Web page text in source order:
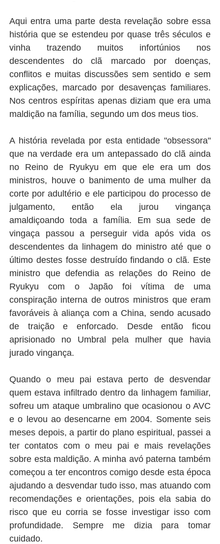
Aqui entra uma parte desta revelação sobre essa
história que se estendeu por quase três séculos e
vinha trazendo muitos infortúnios nos
descendentes do clã marcado por doenças,
conflitos e muitas discussões sem sentido e sem
explicações, marcado por desavenças familiares.
Nos centros espíritas apenas diziam que era uma
maldição na família, segundo um dos meus tios.
A história revelada por esta entidade "obsessora"
que na verdade era um antepassado do clã ainda
no Reino de Ryukyu em que ele era um dos
ministros, houve o banimento de uma mulher da
corte por adultério e ele participou do processo de
julgamento, então ela jurou vingança
amaldiçoando toda a família. Em sua sede de
vingaça passou a perseguir vida após vida os
descendentes da linhagem do ministro até que o
último destes fosse destruído findando o clã. Este
ministro que defendia as relações do Reino de
Ryukyu com o Japão foi vítima de uma
conspiração interna de outros ministros que eram
favoráveis à aliança com a China, sendo acusado
de traição e enforcado. Desde então ficou
aprisionado no Umbral pela mulher que havia
jurado vingança.
Quando o meu pai estava perto de desvendar
quem estava infiltrado dentro da linhagem familiar,
sofreu um ataque umbralino que ocasionou o AVC
e o levou ao desencarne em 2004. Somente seis
meses depois, a partir do plano espiritual, passei a
ter contatos com o meu pai e mais revelações
sobre esta maldição. A minha avó paterna também
começou a ter encontros comigo desde esta época
ajudando a desvendar tudo isso, mas atuando com
recomendações e orientações, pois ela sabia do
risco que eu corria se fosse investigar isso com
profundidade. Sempre me dizia para tomar
cuidado.